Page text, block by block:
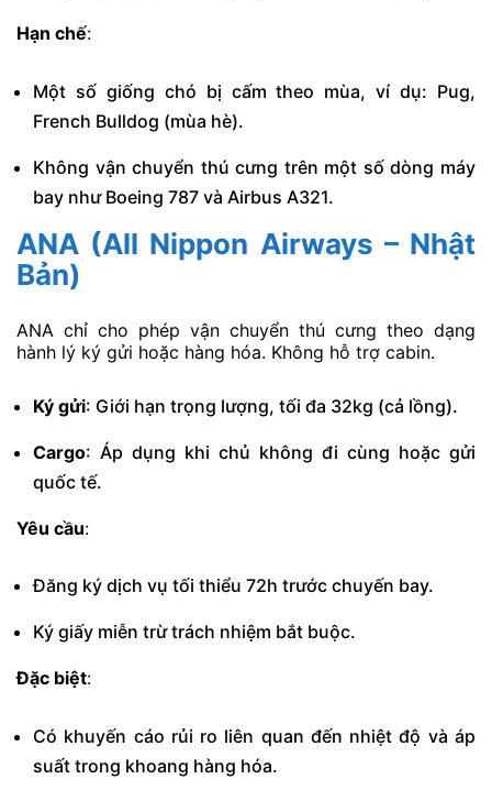
Hạn chế:
Một số giống chó bị cấm theo mùa, ví dụ: Pug,
French Bulldog (mùa hè).
Không vận chuyển thú cưng trên một số dòng máy
bay như Boeing 787 và Airbus A321.
ANA (All Nippon Airways – Nhật
Bản)
ANA chỉ cho phép vận chuyển thú cưng theo dạng
hành lý ký gửi hoặc hàng hóa. Không hỗ trợ cabin.
Ký gửi: Giới hạn trọng lượng, tối đa 32kg (cả lồng).
Cargo: Áp dụng khi chủ không đi cùng hoặc gửi
quốc tế.
Yêu cầu:
Đăng ký dịch vụ tối thiểu 72h trước chuyến bay.
Ký giấy miễn trừ trách nhiệm bắt buộc.
Đặc biệt:
Có khuyến cáo rủi ro liên quan đến nhiệt độ và áp
suất trong khoang hàng hóa.